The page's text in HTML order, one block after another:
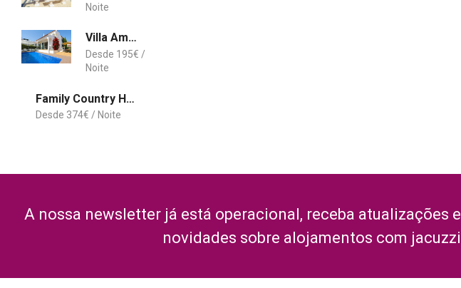
Villa Amelia 156 - Clever Details
195€
Family Country House
374€
A nossa newsletter já está operacional, receba atualizações e
novidades sobre alojamentos com jacuzzi